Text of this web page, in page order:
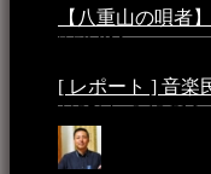
【八重山の唄者
7:50 PM
[ レポート ] 音楽
月25日 - 9:13 PM